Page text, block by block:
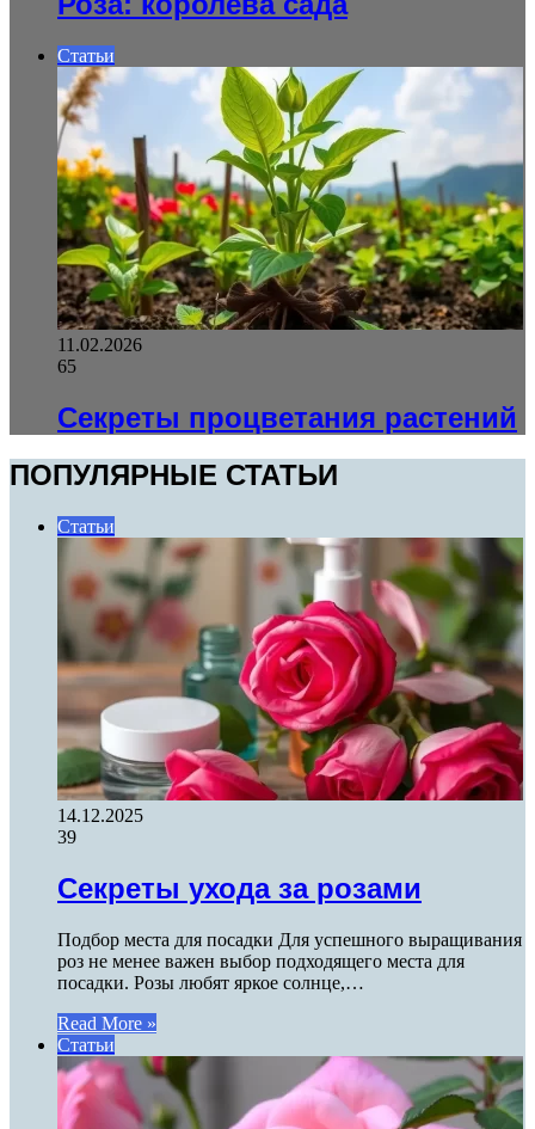
Статьи
11.02.2026
65
Секреты процветания растений
ПОПУЛЯРНЫЕ СТАТЬИ
Статьи
14.12.2025
39
Секреты ухода за розами
Подбор места для посадки Для успешного выращивания
роз не менее важен выбор подходящего места для
посадки. Розы любят яркое солнце,…
Read More »
Статьи